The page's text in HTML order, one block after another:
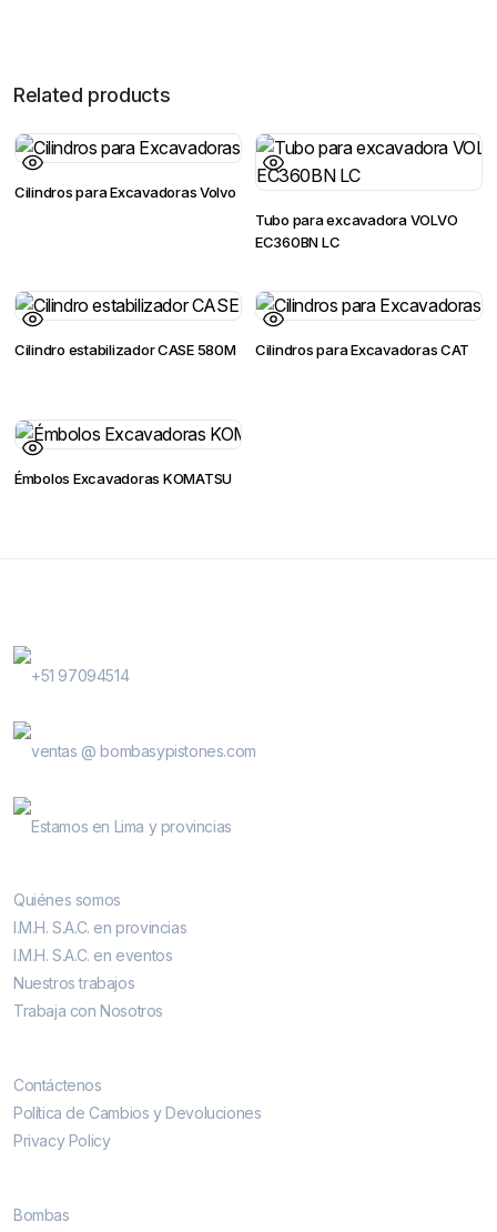
Related products
Cilindros para Excavadoras Volvo
Tubo para excavadora VOLVO
EC360BN LC
Cilindro estabilizador CASE 580M Cilindros para Excavadoras CAT
Émbolos Excavadoras KOMATSU
+51 97094514
ventas @ bombasypistones.com
Estamos en Lima y provincias
Quiénes somos
I.M.H. S.A.C. en provincias
I.M.H. S.A.C. en eventos
Nuestros trabajos
Trabaja con Nosotros
Contáctenos
Política de Cambios y Devoluciones
Privacy Policy
Bombas